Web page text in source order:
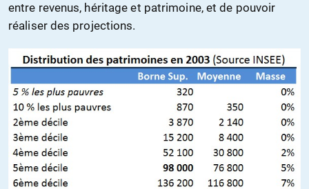
entre revenus, héritage et patrimoine, et de pouvoir
réaliser des projections.